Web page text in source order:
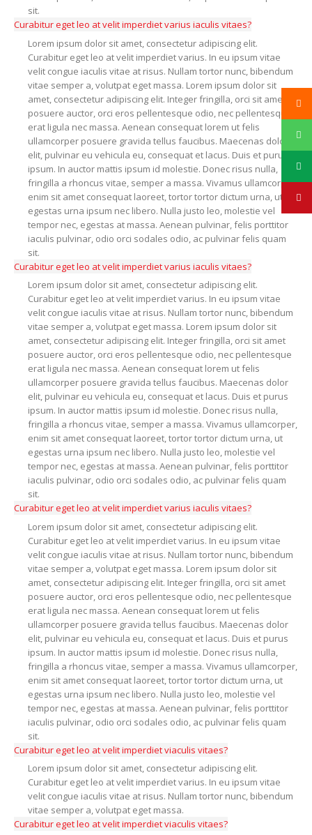
sit.
Curabitur eget leo at velit imperdiet varius iaculis vitaes?
Lorem ipsum dolor sit amet, consectetur adipiscing elit.
Curabitur eget leo at velit imperdiet varius. In eu ipsum vitae
velit congue iaculis vitae at risus. Nullam tortor nunc, bibendum
vitae semper a, volutpat eget massa. Lorem ipsum dolor sit
amet, consectetur adipiscing elit. Integer fringilla, orci sit amet
posuere auctor, orci eros pellentesque odio, nec pellentesque
erat ligula nec massa. Aenean consequat lorem ut felis
ullamcorper posuere gravida tellus faucibus. Maecenas dolor
elit, pulvinar eu vehicula eu, consequat et lacus. Duis et purus
ipsum. In auctor mattis ipsum id molestie. Donec risus nulla,
fringilla a rhoncus vitae, semper a massa. Vivamus ullamcorper,
enim sit amet consequat laoreet, tortor tortor dictum urna, ut
egestas urna ipsum nec libero. Nulla justo leo, molestie vel
tempor nec, egestas at massa. Aenean pulvinar, felis porttitor
iaculis pulvinar, odio orci sodales odio, ac pulvinar felis quam
sit.
Curabitur eget leo at velit imperdiet varius iaculis vitaes?
Lorem ipsum dolor sit amet, consectetur adipiscing elit.
Curabitur eget leo at velit imperdiet varius. In eu ipsum vitae
velit congue iaculis vitae at risus. Nullam tortor nunc, bibendum
vitae semper a, volutpat eget massa. Lorem ipsum dolor sit
amet, consectetur adipiscing elit. Integer fringilla, orci sit amet
posuere auctor, orci eros pellentesque odio, nec pellentesque
erat ligula nec massa. Aenean consequat lorem ut felis
ullamcorper posuere gravida tellus faucibus. Maecenas dolor
elit, pulvinar eu vehicula eu, consequat et lacus. Duis et purus
ipsum. In auctor mattis ipsum id molestie. Donec risus nulla,
fringilla a rhoncus vitae, semper a massa. Vivamus ullamcorper,
enim sit amet consequat laoreet, tortor tortor dictum urna, ut
egestas urna ipsum nec libero. Nulla justo leo, molestie vel
tempor nec, egestas at massa. Aenean pulvinar, felis porttitor
iaculis pulvinar, odio orci sodales odio, ac pulvinar felis quam
sit.
Curabitur eget leo at velit imperdiet varius iaculis vitaes?
Lorem ipsum dolor sit amet, consectetur adipiscing elit.
Curabitur eget leo at velit imperdiet varius. In eu ipsum vitae
velit congue iaculis vitae at risus. Nullam tortor nunc, bibendum
vitae semper a, volutpat eget massa. Lorem ipsum dolor sit
amet, consectetur adipiscing elit. Integer fringilla, orci sit amet
posuere auctor, orci eros pellentesque odio, nec pellentesque
erat ligula nec massa. Aenean consequat lorem ut felis
ullamcorper posuere gravida tellus faucibus. Maecenas dolor
elit, pulvinar eu vehicula eu, consequat et lacus. Duis et purus
ipsum. In auctor mattis ipsum id molestie. Donec risus nulla,
fringilla a rhoncus vitae, semper a massa. Vivamus ullamcorper,
enim sit amet consequat laoreet, tortor tortor dictum urna, ut
egestas urna ipsum nec libero. Nulla justo leo, molestie vel
tempor nec, egestas at massa. Aenean pulvinar, felis porttitor
iaculis pulvinar, odio orci sodales odio, ac pulvinar felis quam
sit.
Curabitur eget leo at velit imperdiet viaculis vitaes?
Lorem ipsum dolor sit amet, consectetur adipiscing elit.
Curabitur eget leo at velit imperdiet varius. In eu ipsum vitae
velit congue iaculis vitae at risus. Nullam tortor nunc, bibendum
vitae semper a, volutpat eget massa.
Curabitur eget leo at velit imperdiet viaculis vitaes?